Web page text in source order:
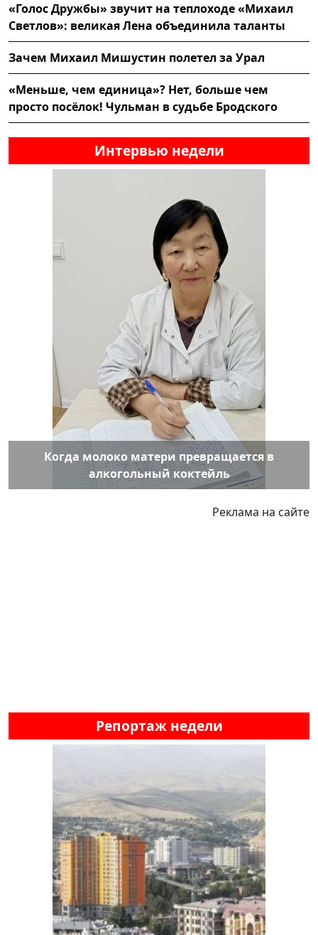
«Голос Дружбы» звучит на теплоходе «Михаил
Светлов»: великая Лена объединила таланты
Зачем Михаил Мишустин полетел за Урал
«Меньше, чем единица»? Нет, больше чем
просто посёлок! Чульман в судьбе Бродского
Интервью недели
Когда молоко матери превращается в
алкогольный коктейль
Реклама на сайте
Репортаж недели